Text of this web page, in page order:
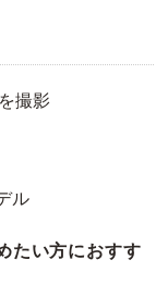
撮影
ル
たい方におすす